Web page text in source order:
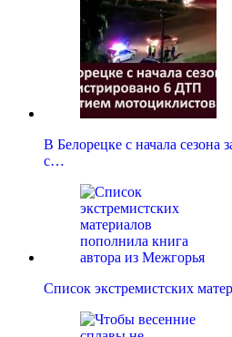
В Белорецке с начала сезона
с…
Список экстремистских